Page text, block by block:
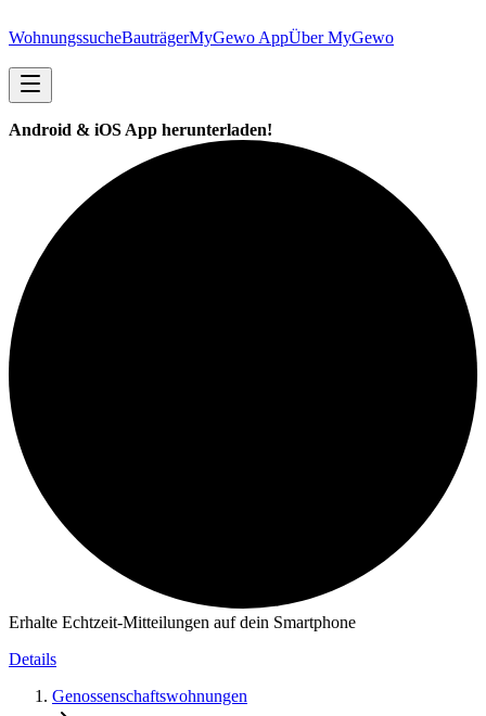
WohnungssucheBauträgerMyGewo AppÜber MyGewo
Android & iOS App herunterladen!
Erhalte Echtzeit-Mitteilungen auf dein Smartphone
Details
Genossenschaftswohnungen